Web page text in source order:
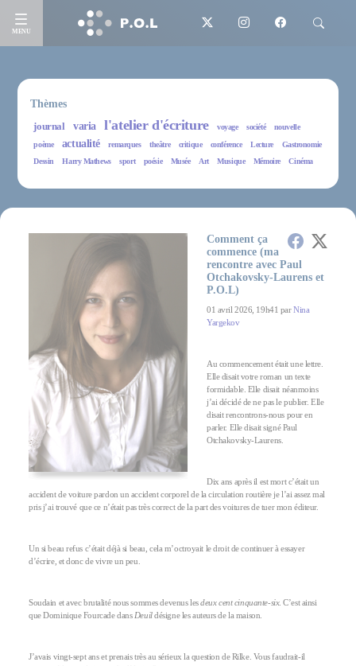
MENU
Thèmes
journal
varia l'atelier d'écriture voyage société
nouvelle
poème
actualité remarques theâtre critique conférence Lecture
Gastronomie
Dessin
Harry Mathews sport poésie Musée Art Musique Mémoire Cinéma
Comment ça
commence (ma
rencontre avec Paul
Otchakovsky-Laurens et
P.O.L)
01 avril 2026, 19h41 parNina
Yargekov
Au commencement était une lettre.
Elle disait votre roman un texte
formidable. Elle disait néanmoins
j’ai décidé de ne pas le publier. Elle
disait rencontrons-nous pour en
parler. Elle disait signé Paul
Otchakovsky-Laurens.
Dix ans après il est mort c’était un
accident de voiture pardon un accident corporel de la circulation routière je l’ai assez mal
pris j’ai trouvé que ce n’était pas très correct de la part des voitures de tuer mon éditeur.
Un si beau refus c’était déjà si beau, cela m’octroyait le droit de continuer à essayer
d’écrire, et donc de vivre un peu.
Soudain et avec brutalité nous sommes devenus lesdeux cent cinquante-six. C’est ainsi
que Dominique Fourcade dans Deuildésigne les auteurs de la maison.
J’avais vingt-sept ans et prenais très au sérieux la question de Rilke. Vous faudrait-il